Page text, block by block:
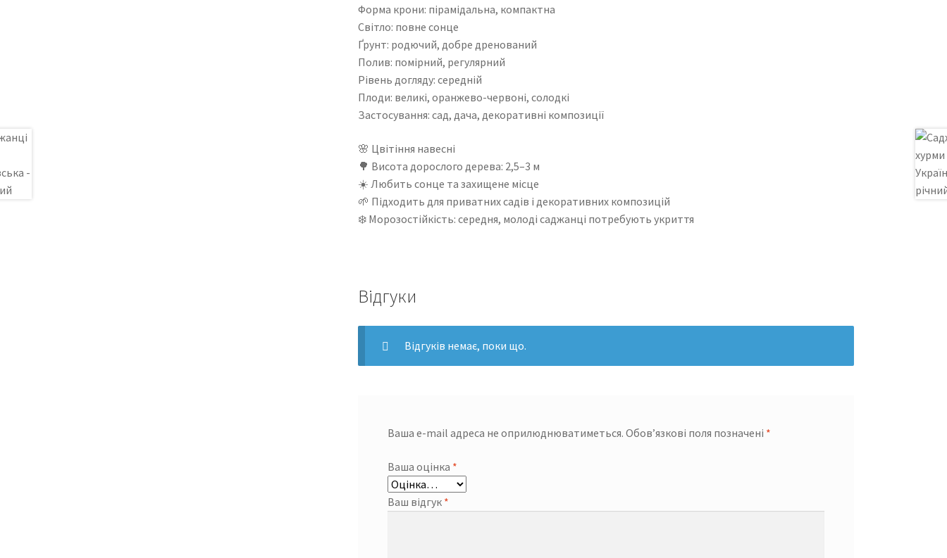
Форма крони: пірамідальна, компактна
Світло: повне сонце
Ґрунт: родючий, добре дренований
Полив: помірний, регулярний
Рівень догляду: середній
Плоди: великі, оранжево-червоні, солодкі
Застосування: сад, дача, декоративні композиції
🌸 Цвітіння навесні
🌳 Висота дорослого дерева: 2,5–3 м
☀️ Любить сонце та захищене місце
🌱 Підходить для приватних садів і декоративних композицій
❄️ Морозостійкість: середня, молоді саджанці потребують укриття
Відгуки
Відгуків немає, поки що.
Ваша e-mail адреса не оприлюднюватиметься. Обов’язкові поля позначені *
Ваша оцінка *
Ваш відгук *